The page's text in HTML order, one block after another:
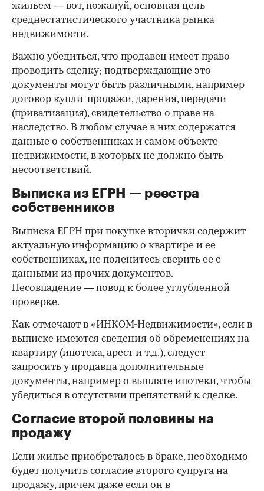
жильем — вот, пожалуй, основная цель
среднестатистического участника рынка
недвижимости.
Важно убедиться, что продавец имеет право
проводить сделку; подтверждающие это
документы могут быть различными, например
договор купли-продажи, дарения, передачи
(приватизация), свидетельство о праве на
наследство. В любом случае в них содержатся
данные о собственниках и самом объекте
недвижимости, в которых не должно быть
несоответствий.
Выписка из ЕГРН — реестра
собственников
Выписка ЕГРН при покупке вторички содержит
актуальную информацию о квартире и ее
собственниках, не поленитесь сверить ее с
данными из прочих документов.
Несовпадение — повод к более углубленной
проверке.
Как отмечают в «ИНКОМ-Недвижимости», если в
выписке имеются сведения об обременениях на
квартиру (ипотека, арест и т.д.), следует
запросить у продавца дополнительные
документы, например о выплате ипотеки, чтобы
убедиться в отсутствии препятствий к сделке.
Согласие второй половины на
продажу
Если жилье приобреталось в браке, необходимо
будет получить согласие второго супруга на
продажу, причем даже если он в